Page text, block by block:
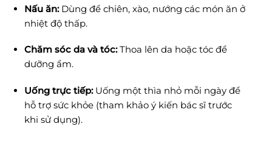
Nấu ăn:Dùng để chiên, xào, nướng các món ăn ở
nhiệt độ thấp.
Chăm sóc da và tóc:Thoa lên da hoặc tóc để
dưỡng ẩm.
Uống trực tiếp:Uống một thìa nhỏ mỗi ngày để
hỗ trợ sức khỏe (tham khảo ý kiến bác sĩ trước
khi sử dụng).